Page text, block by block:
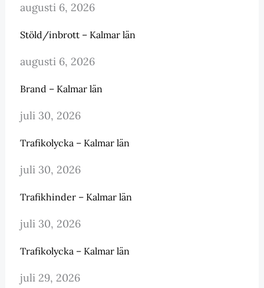
augusti 6, 2026
Stöld/inbrott – Kalmar län
augusti 6, 2026
Brand – Kalmar län
juli 30, 2026
Trafikolycka – Kalmar län
juli 30, 2026
Trafikhinder – Kalmar län
juli 30, 2026
Trafikolycka – Kalmar län
juli 29, 2026